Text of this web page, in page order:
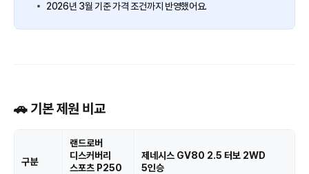
2026년 3월 기준 가격 조건까지 반영했어요.
🚗 기본 제원 비교
구분
랜드로버
디스커버리
스포츠 P250
제네시스 GV80 2.5 터보 2WD
5인승